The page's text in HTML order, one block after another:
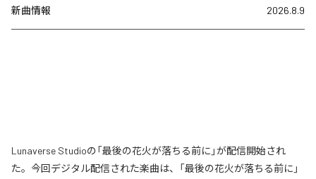
新曲情報 2026.8.9
Lunaverse Studioの「最後の花火が落ちる前に」が配信開始され
た。今回デジタル配信された楽曲は、「最後の花火が落ちる前に」